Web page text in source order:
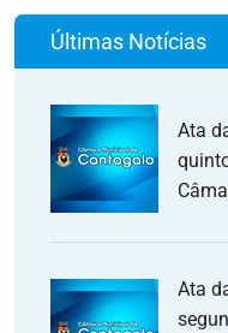
Últimas Notícias
Ata
Ata